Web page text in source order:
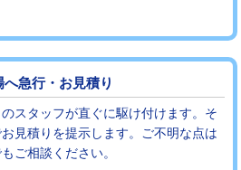
え）
16,500円
現場見積
の価格です。
へ急行・お見積り
スタッフが直ぐに駆け付けます。そ
見積りを提示します。ご不明な点は
ご相談ください。